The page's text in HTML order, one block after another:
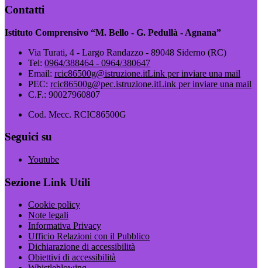
Contatti
Istituto Comprensivo “M. Bello - G. Pedullà - Agnana”
Via Turati, 4 - Largo Randazzo - 89048 Siderno (RC)
Tel: 0964/388464 - 0964/380647
Email: rcic86500g@istruzione.itLink per inviare una mail
PEC: rcic86500g@pec.istruzione.itLink per inviare una mail
C.F.: 90027960807
Cod. Mecc. RCIC86500G
Seguici su
Youtube
Sezione Link Utili
Cookie policy
Note legali
Informativa Privacy
Ufficio Relazioni con il Pubblico
Dichiarazione di accessibilità
Obiettivi di accessibilità